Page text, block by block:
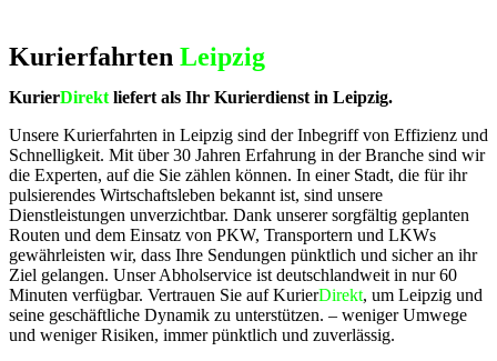
Kurierfahrten Leipzig
KurierDirekt liefert als Ihr Kurierdienst in Leipzig.
Unsere Kurierfahrten in Leipzig sind der Inbegriff von Effizienz und
Schnelligkeit. Mit über 30 Jahren Erfahrung in der Branche sind wir
die Experten, auf die Sie zählen können. In einer Stadt, die für ihr
pulsierendes Wirtschaftsleben bekannt ist, sind unsere
Dienstleistungen unverzichtbar. Dank unserer sorgfältig geplanten
Routen und dem Einsatz von PKW, Transportern und LKWs
gewährleisten wir, dass Ihre Sendungen pünktlich und sicher an ihr
Ziel gelangen. Unser Abholservice ist deutschlandweit in nur 60
Minuten verfügbar. Vertrauen Sie auf KurierDirekt, um Leipzig und
seine geschäftliche Dynamik zu unterstützen. – weniger Umwege
und weniger Risiken, immer pünktlich und zuverlässig.